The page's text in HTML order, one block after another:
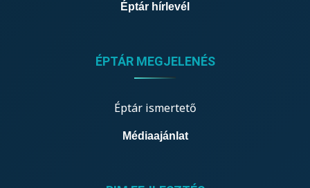
Éptár hírlevél
ÉPTÁR MEGJELENÉS
Éptár ismertető
Médiaajánlat